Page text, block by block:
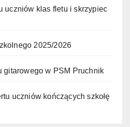
uczniów klas fletu i skrzypiec
2025/2026
gitarowego w PSM Pruchnik
uczniów kończących szkołę